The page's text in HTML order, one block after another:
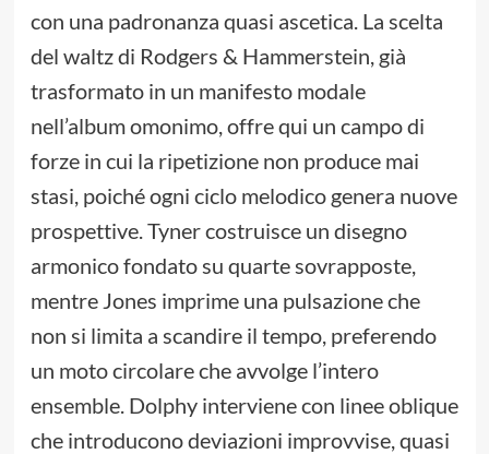
con una padronanza quasi ascetica. La scelta
del waltz di Rodgers & Hammerstein, già
trasformato in un manifesto modale
nell’album omonimo, offre qui un campo di
forze in cui la ripetizione non produce mai
stasi, poiché ogni ciclo melodico genera nuove
prospettive. Tyner costruisce un disegno
armonico fondato su quarte sovrapposte,
mentre Jones imprime una pulsazione che
non si limita a scandire il tempo, preferendo
un moto circolare che avvolge l’intero
ensemble. Dolphy interviene con linee oblique
che introducono deviazioni improvvise, quasi